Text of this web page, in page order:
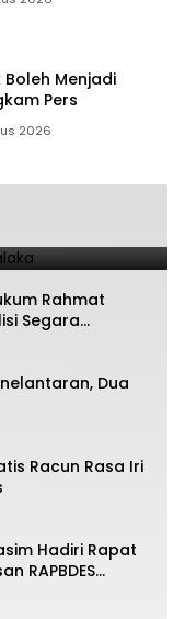
Boleh Menjadi
Pers
2026
di Malaka
Rahmat
Segara
Dua
Racun Rasa Iri